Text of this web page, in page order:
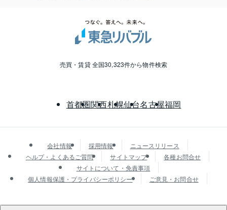
売買・賃貸 全国30,323件から物件検索
首都圏関西札幌仙台名古屋福岡
会社情報 採用情報
ニュースリリース
ヘルプ・よくあるご質問
サイトマップ
各種お問合せ
サイトについて・免責事項
個人情報保護・プライバシーポリシー
ご意見・お問合せ